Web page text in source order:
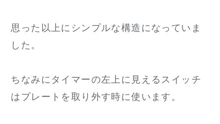
思った以上にシンプルな構造になっていま
した。
ちなみにタイマーの左上に見えるスイッチ
はプレートを取り外す時に使います。